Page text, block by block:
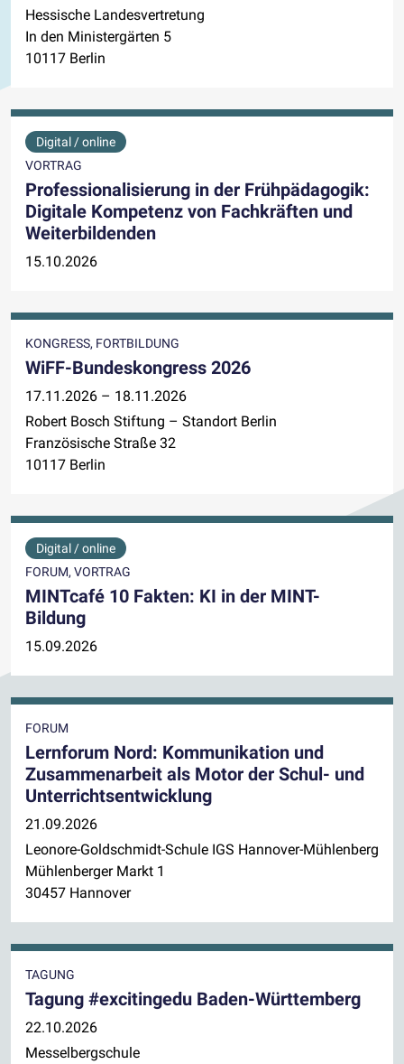
Hessische Landesvertretung
In den Ministergärten 5
10117 Berlin
Digital / online
VORTRAG
Professionalisierung in der Frühpädagogik:
Digitale Kompetenz von Fachkräften und
Weiterbildenden
15.10.2026
KONGRESS, FORTBILDUNG
WiFF-Bundeskongress 2026
17.11.2026 – 18.11.2026
Robert Bosch Stiftung – Standort Berlin
Französische Straße 32
10117 Berlin
Digital / online
FORUM, VORTRAG
MINTcafé 10 Fakten: KI in der MINT-
Bildung
15.09.2026
FORUM
Lernforum Nord: Kommunikation und
Zusammenarbeit als Motor der Schul- und
Unterrichtsentwicklung
21.09.2026
Leonore-Goldschmidt-Schule IGS Hannover-Mühlenberg
Mühlenberger Markt 1
30457 Hannover
TAGUNG
Tagung #excitingedu Baden-Württemberg
22.10.2026
Messelbergschule